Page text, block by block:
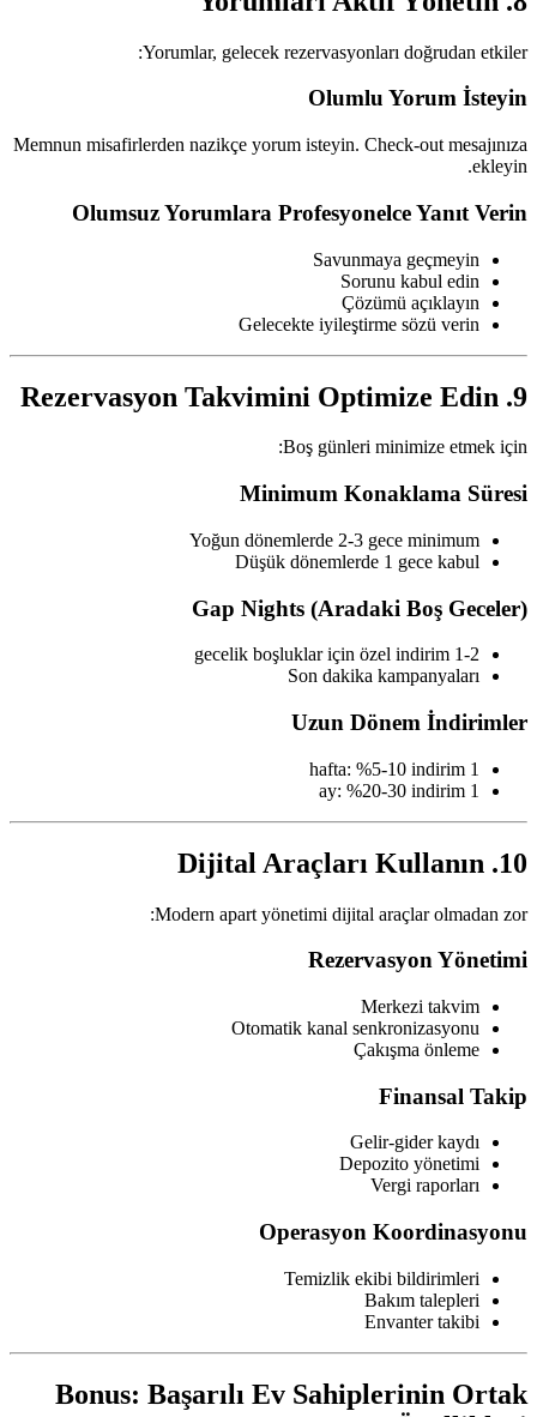
Yorumlar, gelecek rezervasyonları doğrudan etkiler:
Olumlu Yorum İsteyin
Memnun misafirlerden nazikçe yorum isteyin. Check-out mesajınıza
ekleyin.
Olumsuz Yorumlara Profesyonelce Yanıt Verin
Savunmaya geçmeyin
Sorunu kabul edin
Çözümü açıklayın
Gelecekte iyileştirme sözü verin
9. Rezervasyon Takvimini Optimize Edin
Boş günleri minimize etmek için:
Minimum Konaklama Süresi
Yoğun dönemlerde 2-3 gece minimum
Düşük dönemlerde 1 gece kabul
Gap Nights (Aradaki Boş Geceler)
1-2 gecelik boşluklar için özel indirim
Son dakika kampanyaları
Uzun Dönem İndirimler
1 hafta: %5-10 indirim
1 ay: %20-30 indirim
10. Dijital Araçları Kullanın
Modern apart yönetimi dijital araçlar olmadan zor:
Rezervasyon Yönetimi
Merkezi takvim
Otomatik kanal senkronizasyonu
Çakışma önleme
Finansal Takip
Gelir-gider kaydı
Depozito yönetimi
Vergi raporları
Operasyon Koordinasyonu
Temizlik ekibi bildirimleri
Bakım talepleri
Envanter takibi
Bonus: Başarılı Ev Sahiplerinin Ortak